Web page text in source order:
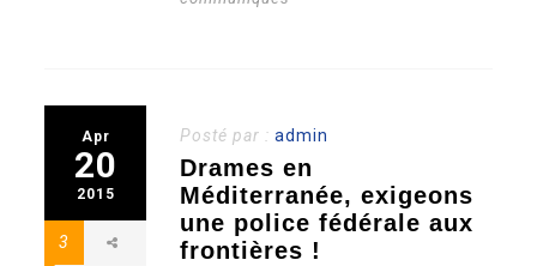
Apr
20
2015
3
Posté par :admin
Drames en
Méditerranée, exigeons
une police fédérale aux
frontières !